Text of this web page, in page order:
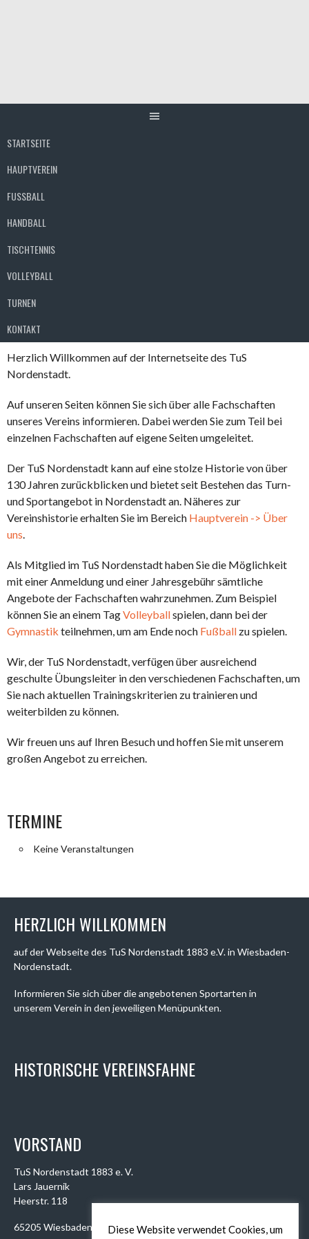
STARTSEITE
HAUPTVEREIN
FUSSBALL
HANDBALL
TISCHTENNIS
VOLLEYBALL
TURNEN
KONTAKT
Herzlich Willkommen auf der Internetseite des TuS
Nordenstadt.
Auf unseren Seiten können Sie sich über alle Fachschaften
unseres Vereins informieren. Dabei werden Sie zum Teil bei
einzelnen Fachschaften auf eigene Seiten umgeleitet.
Der TuS Nordenstadt kann auf eine stolze Historie von über
130 Jahren zurückblicken und bietet seit Bestehen das Turn-
und Sportangebot in Nordenstadt an. Näheres zur
Vereinshistorie erhalten Sie im Bereich Hauptverein -> Über
uns.
Als Mitglied im TuS Nordenstadt haben Sie die Möglichkeit
mit einer Anmeldung und einer Jahresgebühr sämtliche
Angebote der Fachschaften wahrzunehmen. Zum Beispiel
können Sie an einem TagVolleyballspielen, dann bei der
Gymnastik teilnehmen, um am Ende noch Fußball zu spielen.
Wir, der TuS Nordenstadt, verfügen über ausreichend
geschulte Übungsleiter in den verschiedenen Fachschaften, um
Sie nach aktuellen Trainingskriterien zu trainieren und
weiterbilden zu können.
Wir freuen uns auf Ihren Besuch und hoffen Sie mit unserem
großen Angebot zu erreichen.
TERMINE
Keine Veranstaltungen
HERZLICH WILLKOMMEN
auf der Webseite des TuS Nordenstadt 1883 e.V. in Wiesbaden-
Nordenstadt.
Informieren Sie sich über die angebotenen Sportarten in
unserem Verein in den jeweiligen Menüpunkten.
HISTORISCHE VEREINSFAHNE
VORSTAND
TuS Nordenstadt 1883 e. V.
Lars Jauernik
Heerstr. 118
65205 Wiesbaden Diese Website verwendet Cookies, um